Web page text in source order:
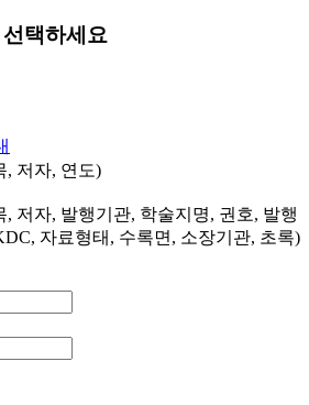
택하세요
, 저자, 연도)
, 저자, 발행기관, 학술지명, 권호, 발행
자료형태, 수록면, 소장기관, 초록)